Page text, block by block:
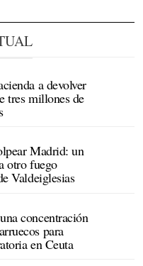
a devolver
tres millones de
Madrid: un
otro fuego
Valdeiglesias
concentración
para
en Ceuta